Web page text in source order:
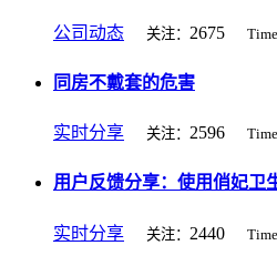
公司动态 关注： 2675
同房不戴套的危害
实时分享 关注： 2596
用户反馈分享：使用俏妃卫
实时分享 关注： 2440